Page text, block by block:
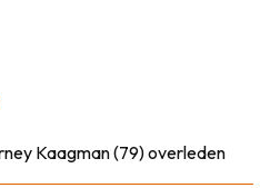
Kaagman (79) overleden